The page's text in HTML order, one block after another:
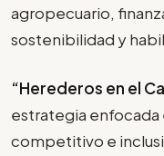
agropecuario,
sostenibilidad y
“Herederos en el
estrategia enfocada
competitivo e